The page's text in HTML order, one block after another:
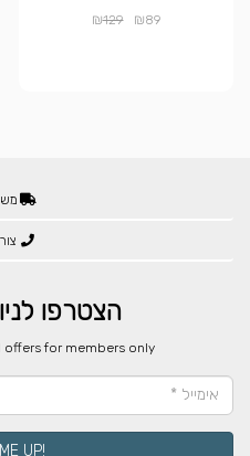
₪89
₪129
הצטרפו
for members only
!SIGN ME UP